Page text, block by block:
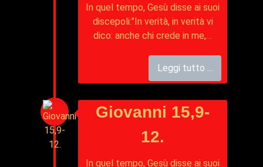
In quel tempo, Gesù disse ai suoi
discepoli:"In verità, in verità vi
dico: anche chi crede in me,…
Leggi tutto ...
Giovanni 15,9-
12.
In quel tempo, Gesù disse ai suoi